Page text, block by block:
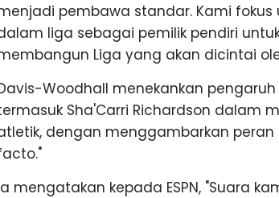
pembawa standar. Kami
liga sebagai pemilik pendiri
Liga yang akan dicintai
Woodhall menekankan
Sha'Carri Richardson dalam
dengan menggambarkan
mengatakan kepada ESPN, "Suara